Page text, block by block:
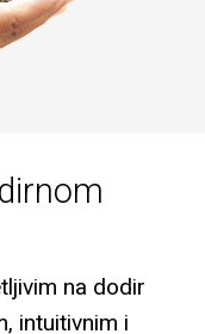
na dodir
intuitivnim i